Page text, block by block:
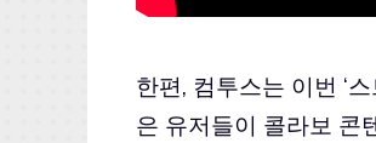
한편, 컴투스는 이번 ‘
은 유저들이 콜라보 콘